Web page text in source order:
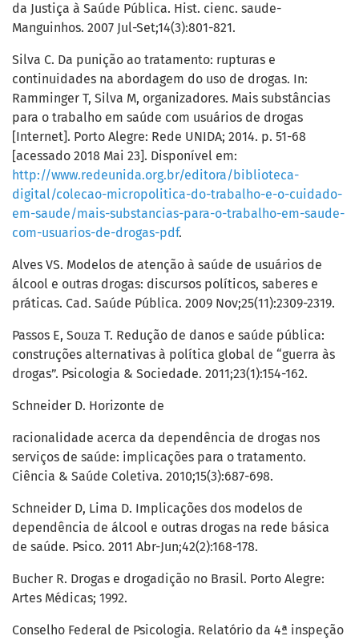
da Justiça à Saúde Pública. Hist. cienc. saude-
Manguinhos. 2007 Jul-Set;14(3):801-821.
Silva C. Da punição ao tratamento: rupturas e
continuidades na abordagem do uso de drogas. In:
Ramminger T, Silva M, organizadores. Mais substâncias
para o trabalho em saúde com usuários de drogas
[Internet]. Porto Alegre: Rede UNIDA; 2014. p. 51-68
[acessado 2018 Mai 23]. Disponível em:
http://www.redeunida.org.br/editora/biblioteca-
digital/colecao-micropolitica-do-trabalho-e-o-cuidado-
em-saude/mais-substancias-para-o-trabalho-em-saude-
com-usuarios-de-drogas-pdf.
Alves VS. Modelos de atenção à saúde de usuários de
álcool e outras drogas: discursos políticos, saberes e
práticas. Cad. Saúde Pública. 2009 Nov;25(11):2309-2319.
Passos E, Souza T. Redução de danos e saúde pública:
construções alternativas à política global de “guerra às
drogas”. Psicologia & Sociedade. 2011;23(1):154-162.
Schneider D. Horizonte de
racionalidade acerca da dependência de drogas nos
serviços de saúde: implicações para o tratamento.
Ciência & Saúde Coletiva. 2010;15(3):687-698.
Schneider D, Lima D. Implicações dos modelos de
dependência de álcool e outras drogas na rede básica
de saúde. Psico. 2011 Abr-Jun;42(2):168-178.
Bucher R. Drogas e drogadição no Brasil. Porto Alegre:
Artes Médicas; 1992.
Conselho Federal de Psicologia. Relatório da 4ª inspeção